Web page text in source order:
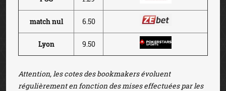
match nul 6.50
Lyon 9.50
Attention, les cotes des bookmakers évoluent
régulièrement en fonction des mises effectuées par les